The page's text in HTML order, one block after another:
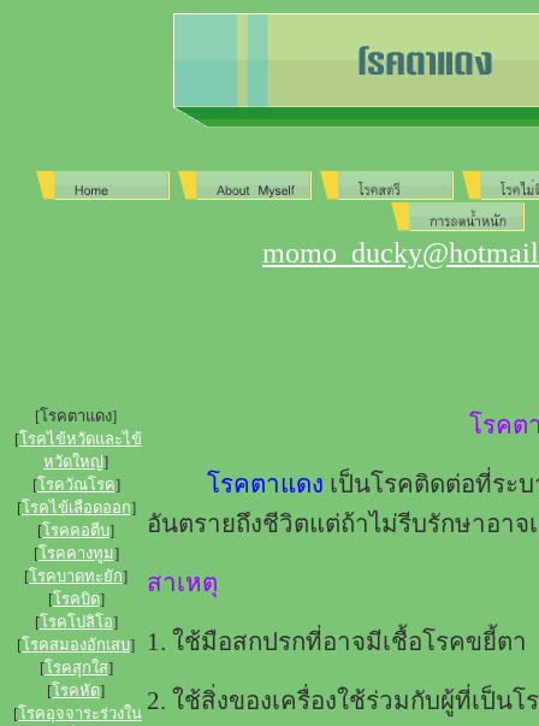
[โรคตาแดง]
[โรคไข้หวัดและไข้
หวัดใหญ่]
[โรควัณโรค]
[โรคไข้เลือดออก]
[โรคคอตีบ]
[โรคคางทูม]
[โรคบาดทะยัก]
[โรคบิด]
[โรคโปลิโอ]
[โรคสมองอักเสบ]
[โรคสุกใส]
[โรคหัด]
[โรคอุจจาระร่วงใน
โรคต
โรคตาแดง เป็นโรคติดต่อที่ระ
อันตรายถึงชีวิตแต่ถ้าไม่รีบรักษาอาจ
สาเหต
1. ใช้มือสกปรกที่อาจมีเชื้อโรคขยี้ตา
2. ใช้สิ่งของเครื่องใช้ร่วมกับผู้ที่เป็น